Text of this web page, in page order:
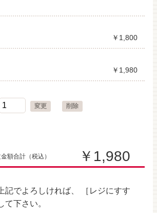
￥1,800
￥1,980
変更
削除
額合計 （税込） ￥1,980
記でよろしければ、 ［レジにすす
て下さい。